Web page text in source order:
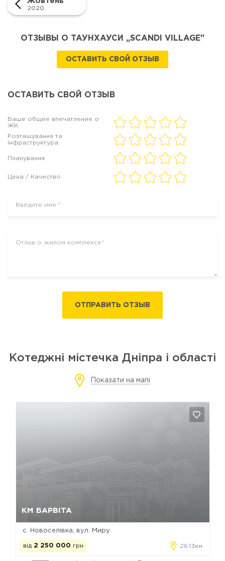
2020
ОТЗЫВЫ О ТАУНХАУСИ „SCANDI VILLAGE"
ОСТАВИТЬ СВОЙ ОТЗЫВ
ОСТАВИТЬ СВОЙ ОТЗЫВ
Ваше общее впечатление о
ЖК
Розташування та
інфраструктура
Планування
Цена / Качество
ОТПРАВИТЬ ОТЗЫВ
Котеджні містечка Дніпра і області
Показати на мапі
КМ БАРВІТА
с. Новоселівка, вул. Миру
від 2 250 000 грн 26.13км